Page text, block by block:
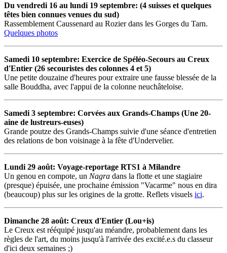
Du vendredi 16 au lundi 19 septembre: (4 suisses et quelques
têtes bien connues venues du sud)
Rassemblement Caussenard au Rozier dans les Gorges du Tarn.
Quelques photos
Samedi 10 septembre: Exercice de Spéléo-Secours au Creux
d'Entier (26 secouristes des colonnes 4 et 5)
Une petite douzaine d'heures pour extraire une fausse blessée de la
salle Bouddha, avec l'appui de la colonne neuchâteloise.
Samedi 3 septembre: Corvées aux Grands-Champs (Une 20-
aine de lustreurs-euses)
Grande poutze des Grands-Champs suivie d'une séance d'entretien
des relations de bon voisinage à la fête d'Undervelier.
Lundi 29 août: Voyage-reportage RTS1 à Milandre
Un genou en compote, un Nagra dans la flotte et une stagiaire
(presque) épuisée, une prochaine émission "Vacarme" nous en dira
(beaucoup) plus sur les origines de la grotte. Reflets visuels ici.
Dimanche 28 août: Creux d'Entier (Lou+is)
Le Creux est rééquipé jusqu'au méandre, probablement dans les
règles de l'art, du moins jusqu'à l'arrivée des excité.e.s du classeur
d'ici deux semaines ;)